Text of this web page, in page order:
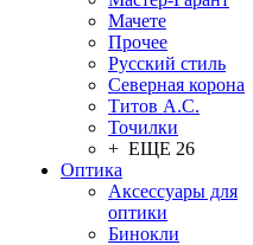
Мачете
Прочее
Русский стиль
Северная корона
Титов А.С.
Точилки
+ ЕЩЕ 26
Оптика
Аксессуары для
оптики
Бинокли